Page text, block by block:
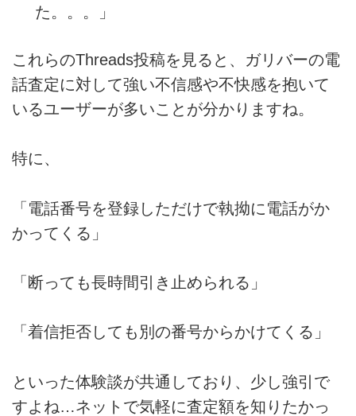
た。。。」
これらのThreads投稿を見ると、ガリバーの電
話査定に対して強い不信感や不快感を抱いて
いるユーザーが多いことが分かりますね。
特に、
「電話番号を登録しただけで執拗に電話がか
かってくる」
「断っても長時間引き止められる」
「着信拒否しても別の番号からかけてくる」
といった体験談が共通しており、少し強引で
すよね…ネットで気軽に査定額を知りたかっ